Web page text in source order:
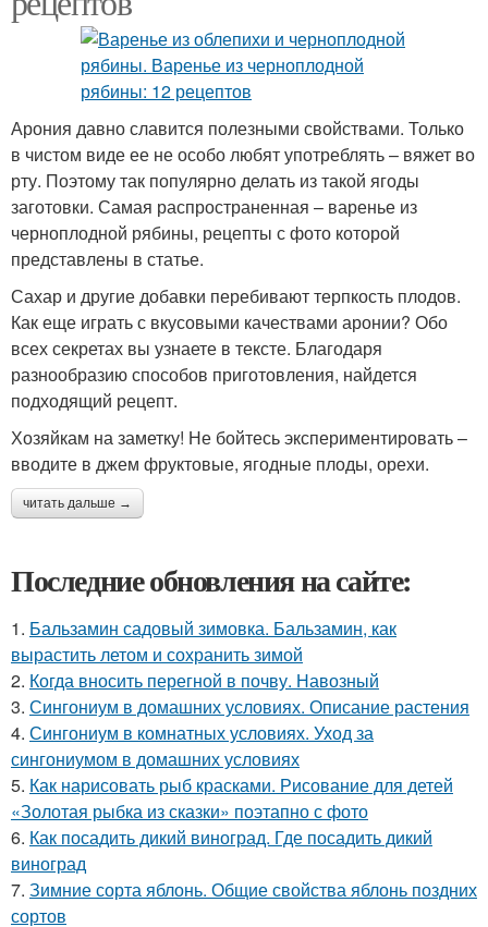
Арония давно славится полезными свойствами. Только
в чистом виде ее не особо любят употреблять – вяжет во
рту. Поэтому так популярно делать из такой ягоды
заготовки. Самая распространенная – варенье из
черноплодной рябины, рецепты с фото которой
представлены в статье.
Сахар и другие добавки перебивают терпкость плодов.
Как еще играть с вкусовыми качествами аронии? Обо
всех секретах вы узнаете в тексте. Благодаря
разнообразию способов приготовления, найдется
подходящий рецепт.
Хозяйкам на заметку! Не бойтесь экспериментировать –
вводите в джем фруктовые, ягодные плоды, орехи.
читать дальше →
Последние обновления на сайте:
1. Бальзамин садовый зимовка. Бальзамин, как
вырастить летом и сохранить зимой
2. Когда вносить перегной в почву. Навозный
3. Сингониум в домашних условиях. Описание растения
4. Сингониум в комнатных условиях. Уход за
сингониумом в домашних условиях
5. Как нарисовать рыб красками. Рисование для детей
«Золотая рыбка из сказки» поэтапно с фото
6. Как посадить дикий виноград. Где посадить дикий
виноград
7. Зимние сорта яблонь. Общие свойства яблонь поздних
сортов